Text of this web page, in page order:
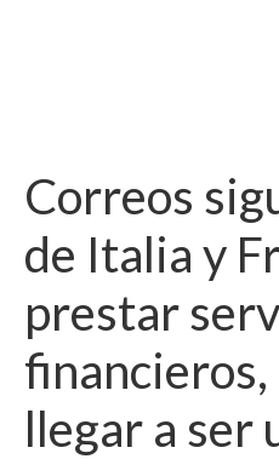
Correos
de Italia y
prestar
llegar a ser